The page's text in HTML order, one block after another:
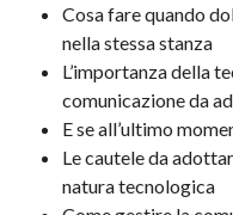
Cosa fare quando
nella stessa stanza
L’importanza della
comunicazione da
E se all’ultimo
Le cautele da
natura tecnologica